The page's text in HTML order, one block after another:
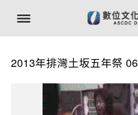
2013年排灣土坂五年祭 06